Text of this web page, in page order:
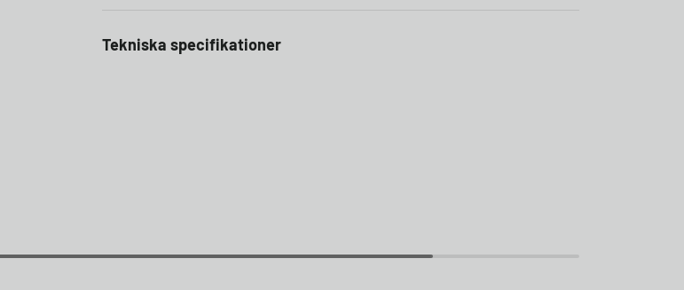
Tekniska specifikationer